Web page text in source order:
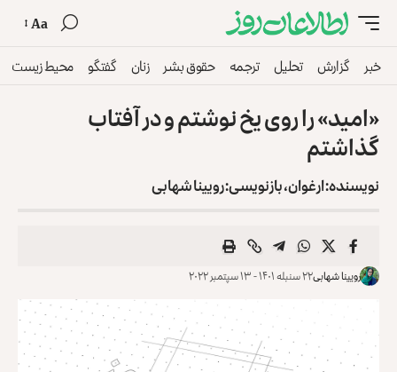
Aa
خبر گزارش تحلیل ترجمه حقوق بشر زنان گفتگو محیط زیست
«امید» را روی یخ نوشتم و در آفتاب
گذاشتم
نویسنده: ارغوان، بازنویسی: رویینا شهابی
رویینا شهابی۲۲ سنبله ۱۴۰۱ - ۱۳ سپتمبر ۲۰۲۲